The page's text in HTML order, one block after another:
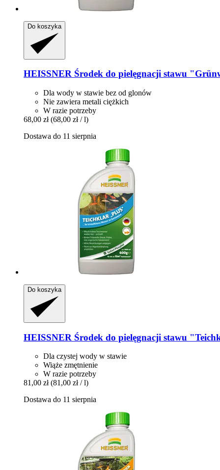
Do koszyka
HEISSNER Środek do pielęgnacji stawu
Dla wody w stawie bez od glonów
Nie zawiera metali ciężkich
W razie potrzeby
68,00 zł (68,00 zł / l)
Dostawa do 11 sierpnia
Do koszyka
HEISSNER Środek do pielęgnacji stawu
Dla czystej wody w stawie
Wiąże zmętnienie
W razie potrzeby
81,00 zł (81,00 zł / l)
Dostawa do 11 sierpnia